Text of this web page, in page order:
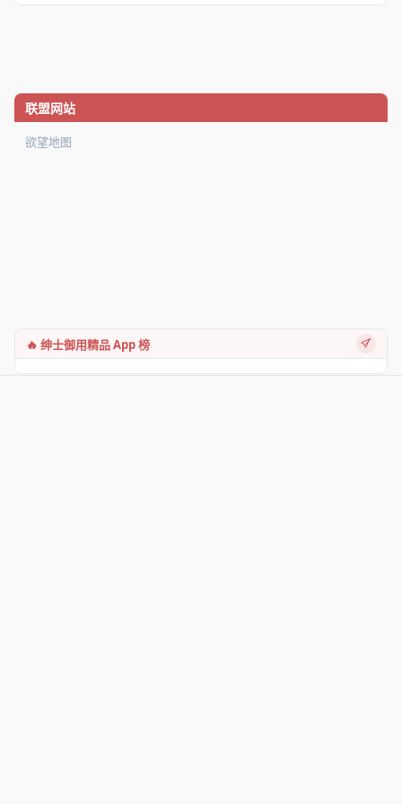
联盟网站
欲望地图
🔥 绅士御用精品 App 榜